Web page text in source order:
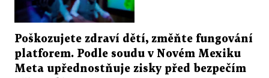
Poškozujete zdraví dětí, změňte fungování
platforem. Podle soudu v Novém Mexiku
Meta upřednostňuje zisky před bezpečím